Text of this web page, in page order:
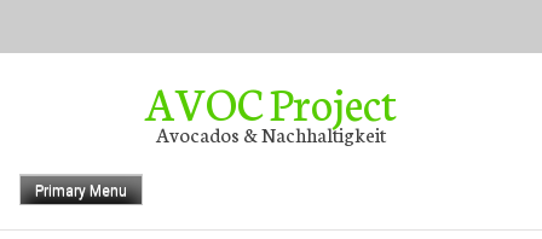
AVOC Project
Avocados & Nachhaltigkeit
Primary Menu